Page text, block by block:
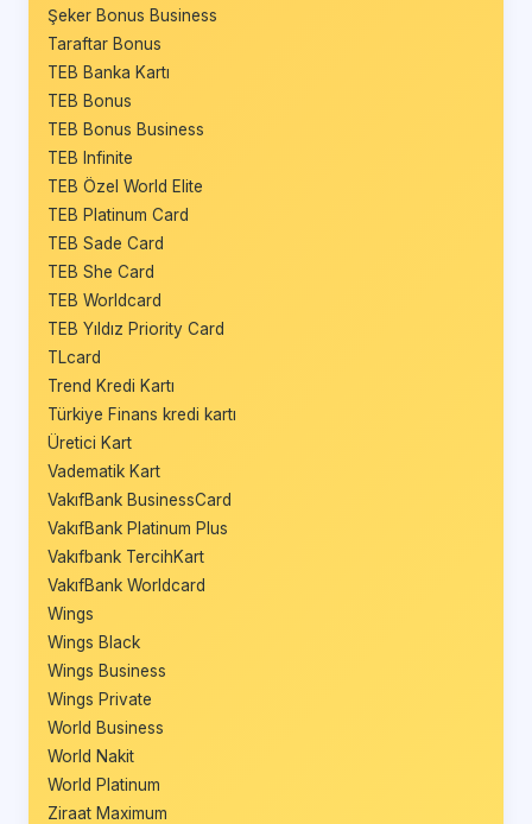
Şeker Bonus Business
Taraftar Bonus
TEB Banka Kartı
TEB Bonus
TEB Bonus Business
TEB Infinite
TEB Özel World Elite
TEB Platinum Card
TEB Sade Card
TEB She Card
TEB Worldcard
TEB Yıldız Priority Card
TLcard
Trend Kredi Kartı
Türkiye Finans kredi kartı
Üretici Kart
Vadematik Kart
VakıfBank BusinessCard
VakıfBank Platinum Plus
Vakıfbank TercihKart
VakıfBank Worldcard
Wings
Wings Black
Wings Business
Wings Private
World Business
World Nakit
World Platinum
Ziraat Maximum